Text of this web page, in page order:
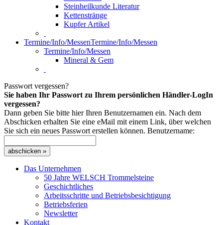
Steinheilkunde Literatur
Kettenstränge
Kupfer Artikel
Termine/Info/MessenTermine/Info/Messen
Termine/Info/Messen
Mineral & Gem
Passwort vergessen?
Sie haben Ihr Passwort zu Ihrem persönlichen Händler-LogIn
vergessen?
Dann geben Sie bitte hier Ihren Benutzernamen ein. Nach dem
Abschicken erhalten Sie eine eMail mit einem Link, über welchen
Sie sich ein neues Passwort erstellen können. Benutzername:
abschicken »
Das Unternehmen
50 Jahre WELSCH Trommelsteine
Geschichtliches
Arbeitsschritte und Betriebsbesichtigung
Betriebsferien
Newsletter
Kontakt